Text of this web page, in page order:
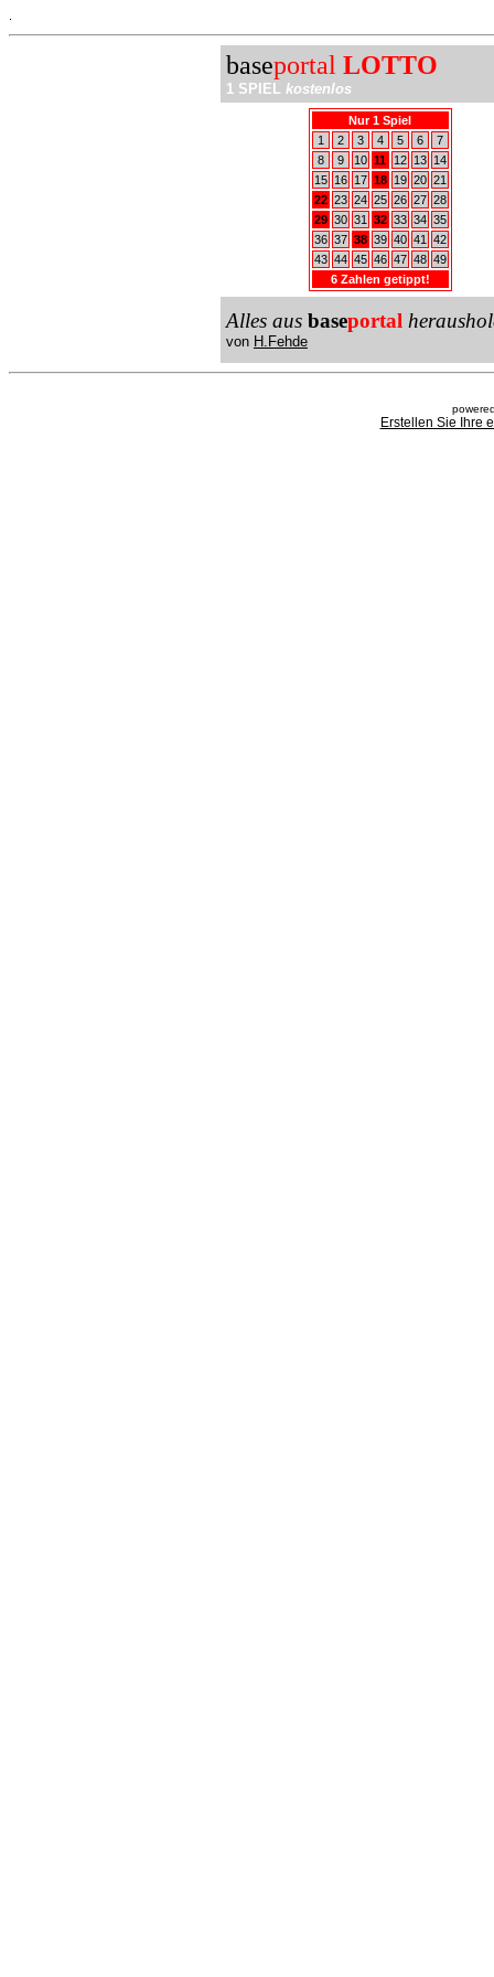
baseportal LOTTO
1 SPIEL kostenlos
Nur 1 Spiel
1
2 3 4 5 6
7
8
9 10 11 12 13
14
15
16 17 18 19 20 21
22 23 24 25 26 27 28
29 30 31 32 33 34 35
36 37 38 39 40 41
42
43 44 45 46 47 48 49
6 Zahlen getippt!
Alles aus baseportal
von H.Fehde
Erstellen Sie Ihre